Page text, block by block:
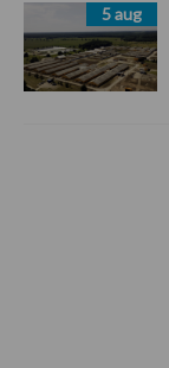
5 aug